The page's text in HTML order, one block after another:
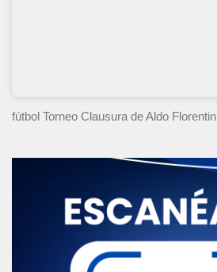
fútbol Torneo Clausurade Aldo Florentin